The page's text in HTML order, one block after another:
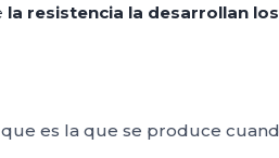
la resistencia la desarrollan
que es la que se produce